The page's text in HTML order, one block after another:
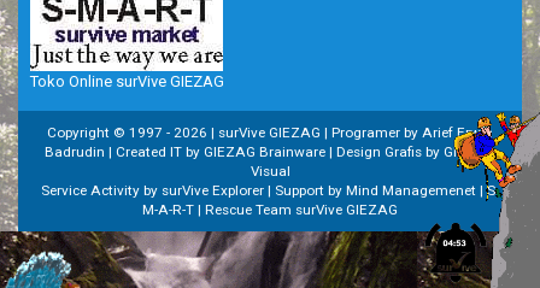
Toko Online surVive GIEZAG
Copyright © 1997 - 2026 | surVive GIEZAG | Programer by Arief Erwin
Badrudin | Created IT by GIEZAG Brainware | Design Grafis by GIEZAG
Visual
Service Activity by surVive Explorer | Support by Mind Managemenet | S-
M-A-R-T | Rescue Team surVive GIEZAG